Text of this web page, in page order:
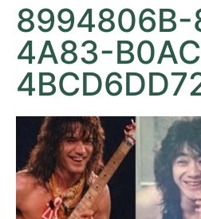
8994806B-
4A83-